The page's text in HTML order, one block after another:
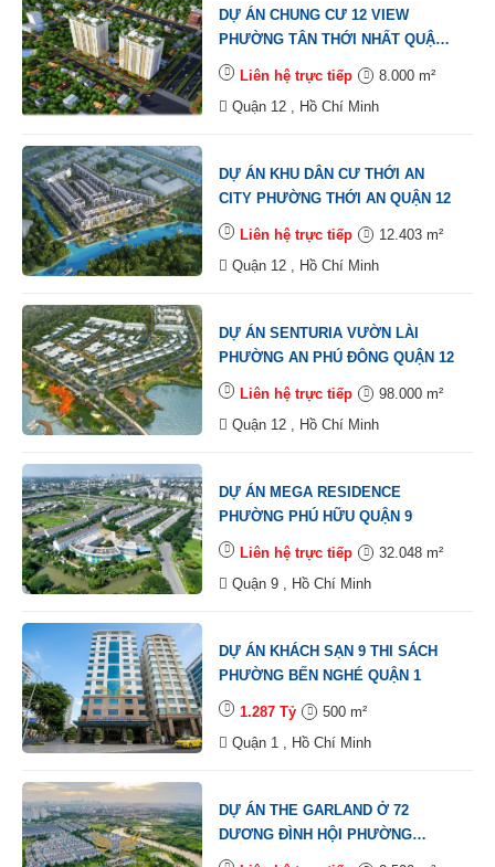
DỰ ÁN CHUNG CƯ 12 VIEW
PHƯỜNG TÂN THỚI NHẤT QUẬN
12
Liên hệ trực tiếp
8.000 m²
Quận 12 , Hồ Chí Minh
DỰ ÁN KHU DÂN CƯ THỚI AN
CITY PHƯỜNG THỚI AN QUẬN 12
Liên hệ trực tiếp
12.403 m²
Quận 12 , Hồ Chí Minh
DỰ ÁN SENTURIA VƯỜN LÀI
PHƯỜNG AN PHÚ ĐÔNG QUẬN 12
Liên hệ trực tiếp
98.000 m²
Quận 12 , Hồ Chí Minh
DỰ ÁN MEGA RESIDENCE
PHƯỜNG PHÚ HỮU QUẬN 9
Liên hệ trực tiếp
32.048 m²
Quận 9 , Hồ Chí Minh
DỰ ÁN KHÁCH SẠN 9 THI SÁCH
PHƯỜNG BẾN NGHÉ QUẬN 1
1.287 Tỷ
500 m²
Quận 1 , Hồ Chí Minh
DỰ ÁN THE GARLAND Ở 72
DƯƠNG ĐÌNH HỘI PHƯỜNG
PHƯỚC LONG B QUẬN 9